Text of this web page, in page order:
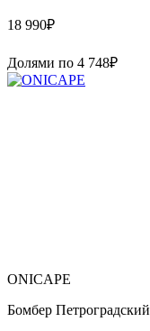
18 990₽
Долями по 4 748₽
ONICAPE
Бомбер Петроградский